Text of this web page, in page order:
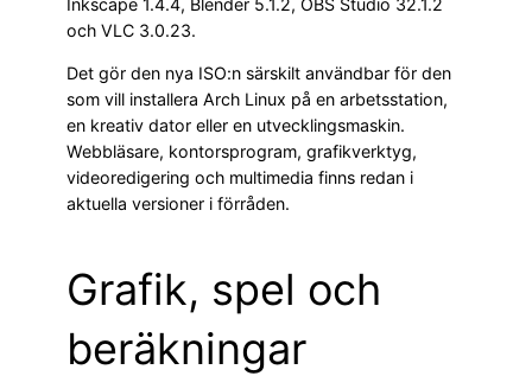
och VLC 3.0.23.
Det gör den nya ISO:n särskilt användbar för den
som vill installera Arch Linux på en arbetsstation,
en kreativ dator eller en utvecklingsmaskin.
Webbläsare, kontorsprogram, grafikverktyg,
videoredigering och multimedia finns redan i
aktuella versioner i förråden.
Grafik, spel och
beräkningar